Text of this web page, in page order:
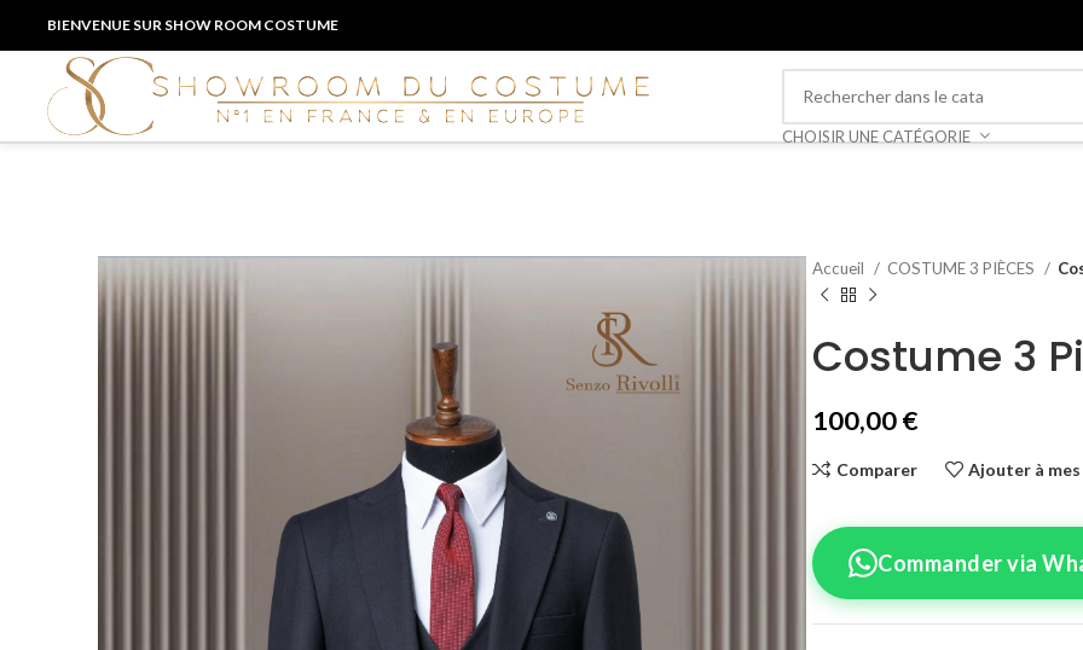
BIENVENUE SUR SHOW ROOM COSTUME
CHOISIR UNE CATÉGORIE
Accueil COSTUME 3 PIÈCES
Costume 3
100,00€
Comparer Ajouter à
Commander via